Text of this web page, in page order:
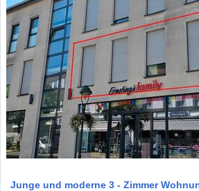
Junge und moderne 3 - Zimmer